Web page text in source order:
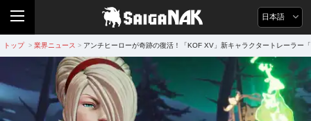
日本語
トップ > 業界ニュース > アンチヒーローが奇跡の復活！「KOF XV」新キャラクタートレーラー